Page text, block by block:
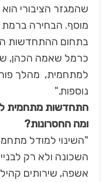
שהמגזר הציבורי
מוסף. הבחירה ברמת
בתחום ההתחדשות
כרמל שאמה הכהן,
למתחמית, מהלך
נוספות."
ומה החסרונות?
"השינוי למודל
השכונה ולא רק
אשפה, שירותים